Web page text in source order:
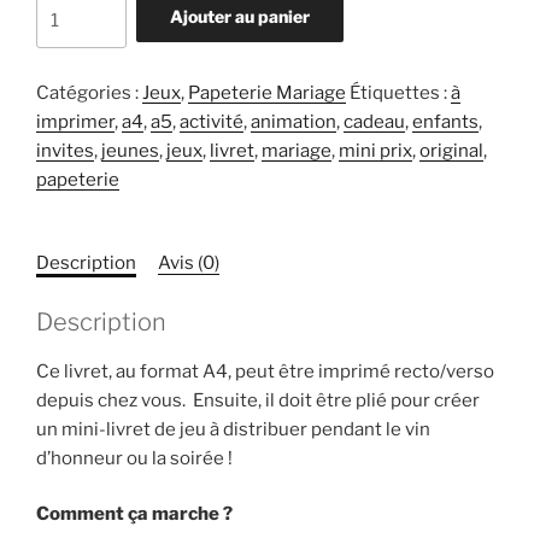
de
Mariage
-
Activité
Jeunesse
Ajouter au panier
Catégories :Jeux, Papeterie Mariage Étiquettes :à
imprimer,a4,a5,activité,animation,cadeau,enfants,
invites, jeunes, jeux, livret, mariage, mini prix,original,
papeterie
Description Avis (0)
Description
Ce livret, au format A4, peut être imprimé recto/verso
depuis chez vous. Ensuite, il doit être plié pour créer
un mini-livret de jeu à distribuer pendant le vin
d’honneur ou la soirée !
Comment ça marche ?